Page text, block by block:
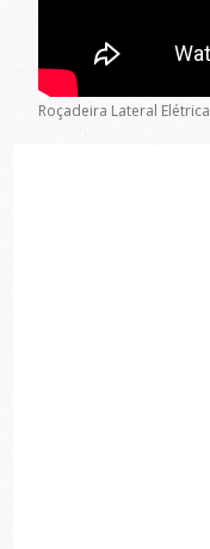
Roçadeira Lateral Elétrica